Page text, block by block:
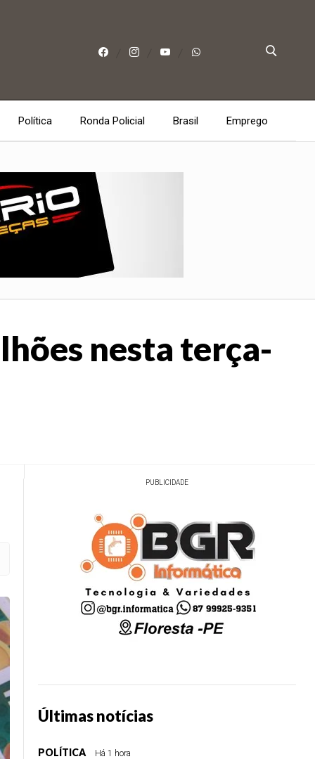
Política Ronda Policial Brasil Emprego
nesta terça-
PUBLICIDADE
Últimas notícias
POLÍTICA Há 1 hora